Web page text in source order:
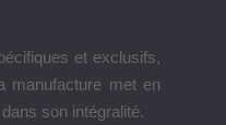
et exclusifs,
manufacture met en
son intégralité.